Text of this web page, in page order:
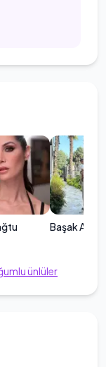
Başak Atıcı
ünlüler